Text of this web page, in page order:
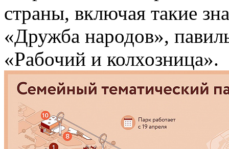
страны, включая такие
«Дружба народов»,
«Рабочий и колхозница».